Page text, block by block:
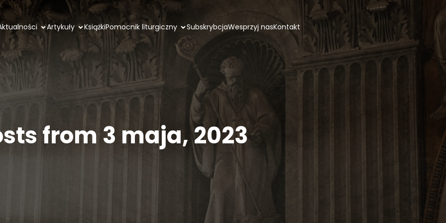
Artykuły KsiążkiPomocnik liturgiczny SubskrybcjaWesprzyj nasKontakt
from 3 maja, 2023